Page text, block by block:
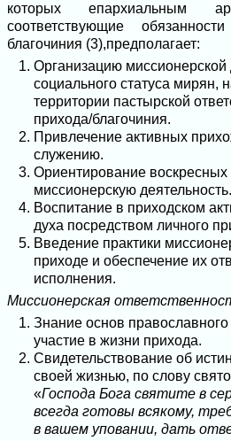
которых епархиальным
соответствующие
благочиния (3),предполагает:
Организацию миссионерской
социального статуса мирян,
территории пастырской
прихода/благочиния.
Привлечение активных
служению.
Ориентирование
миссионерскую деятельность.
Воспитание в приходском
духа посредством личного
Введение практики
приходе и обеспечение их
исполнения.
Миссионерская
Знание основ
участие в жизни прихода.
Свидетельствование об
своей жизнью, по слову
«Господа Бога святите в
всегда готовы всякому,
в вашем уповании, дать